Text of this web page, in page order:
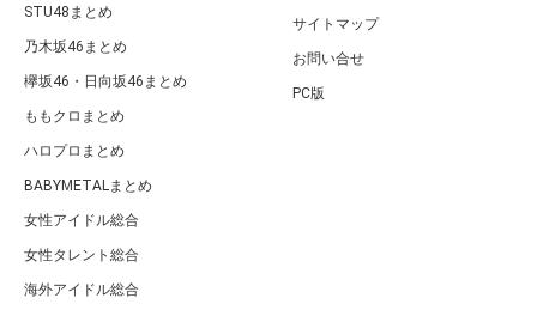
STU48まとめ
乃木坂46まとめ
欅坂46・日向坂46まとめ
ももクロまとめ
ハロプロまとめ
BABYMETALまとめ
女性アイドル総合
女性タレント総合
海外アイドル総合
サイトマップ
お問い合せ
PC版